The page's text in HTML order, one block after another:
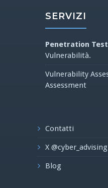
SERVIZI
Penetration Test
Vulnerabilità.
Vulnerability
Assessment
Contatti
X @cyber_advising
Blog